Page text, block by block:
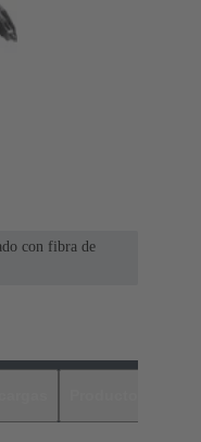
con fibra de